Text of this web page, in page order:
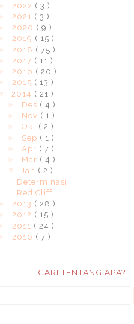
2022 ( 3 )
2021 ( 3 )
2020 ( 9 )
2019 ( 15 )
2018 ( 75 )
2017 ( 11 )
2016 ( 20 )
2015 ( 13 )
2014 ( 21 )
Des ( 4 )
Nov ( 1 )
Okt ( 2 )
Sep ( 1 )
Apr ( 7 )
Mar ( 4 )
Jan ( 2 )
Determinasi
Red Cliff
2013 ( 28 )
2012 ( 15 )
2011 ( 24 )
2010 ( 7 )
CARI TENTANG APA?